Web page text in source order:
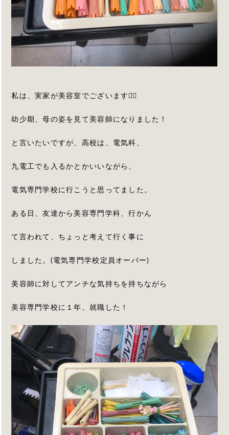
私は、実家が美容室でございます🙇‍♂️
幼少期、母の姿を見て美容師になりました！
と言いたいですが、高校は、電気科、
九電工でも入るかとかいいながら、
電気専門学校に行こうと思ってました。
ある日、友達から美容専門学科、行かん
て言われて、ちょっと考えて行く事に
しました。(電気専門学校定員オーバー)
美容師に対してアンチな気持ちを持ちながら
美容専門学校に１年、就職した！